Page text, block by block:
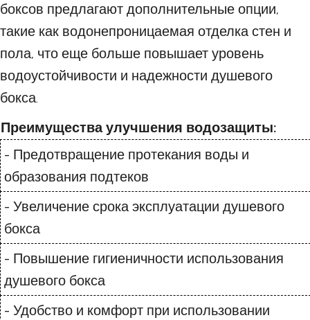
боксов предлагают дополнительные опции,
такие как водонепроницаемая отделка стен и
пола, что еще больше повышает уровень
водоустойчивости и надежности душевого
бокса.
Преимущества улучшения водозащиты:
- Предотвращение протекания воды и
образования подтеков
- Увеличение срока эксплуатации душевого
бокса
- Повышение гигиеничности использования
душевого бокса
- Удобство и комфорт при использовании